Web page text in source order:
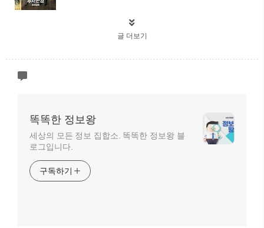
글 더보기
똑똑한 정보왕
세상의 모든 정보 집합소. 똑똑한 정보왕 블
로그입니다.
구독하기